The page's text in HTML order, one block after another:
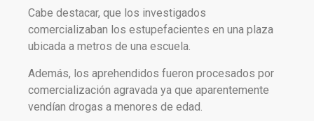
Cabe destacar, que los investigados
comercializaban los estupefacientes en una plaza
ubicada a metros de una escuela.
Además, los aprehendidos fueron procesados por
comercialización agravada ya que aparentemente
vendían drogas a menores de edad.